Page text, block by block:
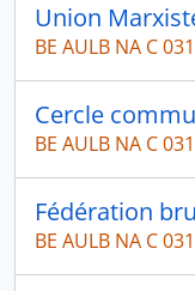
Union
BE AULB NA C
Cercle
BE AULB NA C
Fédération
BE AULB NA C